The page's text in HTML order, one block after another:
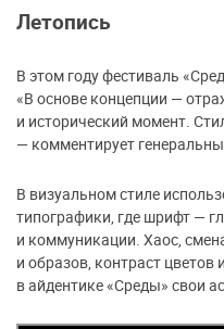
Летопись
В этом году фестиваль
«В основе концепции —
и исторический момент.
— комментирует
В визуальном стиле
типографики, где шрифт —
и коммуникации. Хаос,
и образов, контраст
в айдентике «Среды» свои